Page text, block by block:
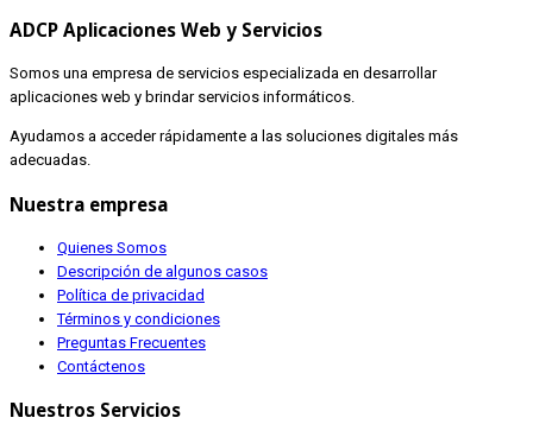
ADCP Aplicaciones Web y Servicios
Somos una empresa de servicios especializada en desarrollar
aplicaciones web y brindar servicios informáticos.
Ayudamos a acceder rápidamente a las soluciones digitales más
adecuadas.
Nuestra empresa
Quienes Somos
Descripción de algunos casos
Política de privacidad
Términos y condiciones
Preguntas Frecuentes
Contáctenos
Nuestros Servicios